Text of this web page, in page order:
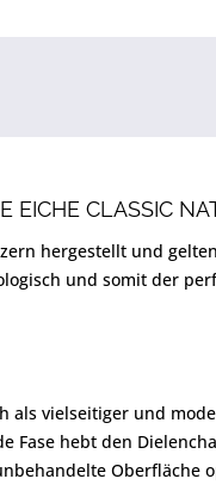
EICHE CLASSIC
hergestellt und
und somit der
vielseitiger und
Fase hebt den
Oberfläche